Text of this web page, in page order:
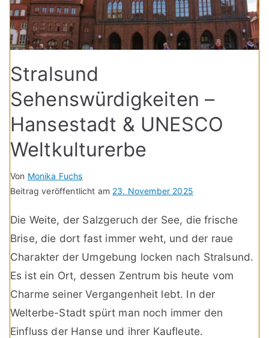
Stralsund
Sehenswürdigkeiten –
Hansestadt & UNESCO
Weltkulturerbe
Von Monika Fuchs
Beitrag veröffentlicht am 23. November 2025
Die Weite, der Salzgeruch der See, die frische
Brise, die dort fast immer weht, und der raue
Charakter der Umgebung locken nach Stralsund.
Es ist ein Ort, dessen Zentrum bis heute vom
Charme seiner Vergangenheit lebt. In der
Welterbe-Stadt spürt man noch immer den
Einfluss der Hanse und ihrer Kaufleute.